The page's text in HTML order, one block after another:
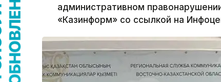
административном
«Казинформ» со ссылкой на